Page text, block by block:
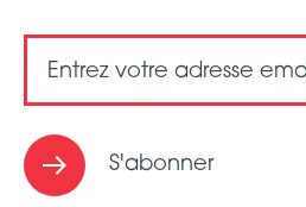
Entrez votre adresse
S'abonner